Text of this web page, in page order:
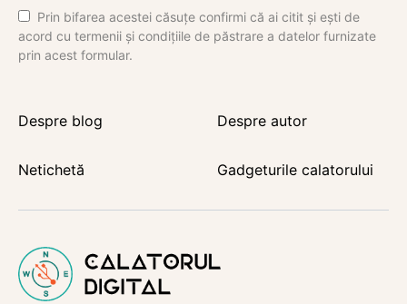
Prin bifarea acestei căsuțe confirmi că ai citit și ești de
acord cu termenii și condițiile de păstrare a datelor furnizate
prin acest formular.
Despre blog Despre autor
Netichetă Gadgeturile calatorului